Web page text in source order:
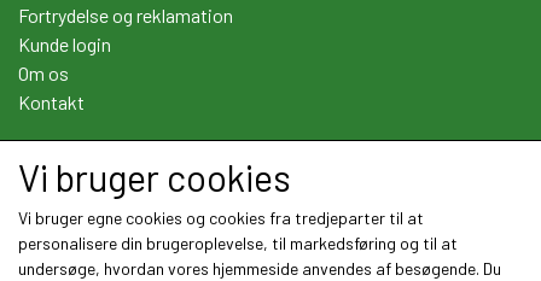
Fortrydelse og reklamation
Kunde login
Om os
Kontakt
Sociale medier
Vi bruger cookies
Vi bruger egne cookies og cookies fra tredjeparter til at
personalisere din brugeroplevelse, til markedsføring og til at
undersøge, hvordan vores hjemmeside anvendes af besøgende. Du